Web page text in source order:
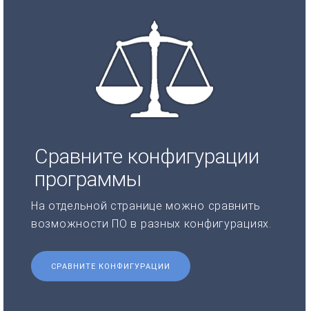
Сравните конфигурации
программы
На отдельной странице можно сравнить
возможности ПО в разных конфигурациях.
СРАВНИТЕ КОНФИГУРАЦИИ